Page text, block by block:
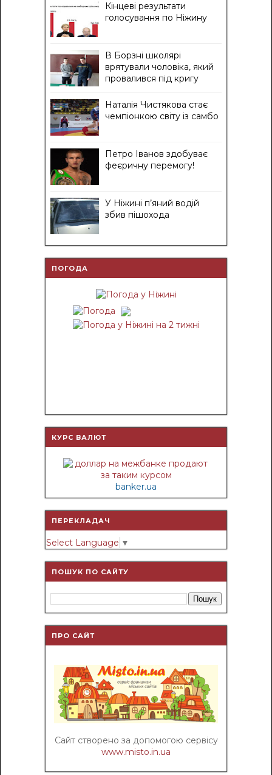
Кінцеві результати
голосування по Ніжину
В Борзні школярі
врятували чоловіка, який
провалився під кригу
Наталія Чистякова стає
чемпіонкою світу із самбо
Петро Іванов здобуває
феєричну перемогу!
У Ніжині п’яний водій
збив пішохода
ПОГОДА
КУРС ВАЛЮТ
banker.ua
ПЕРЕКЛАДАЧ
Select Language ▼
ПОШУК ПО САЙТУ
ПРО САЙТ
Сайт створено за допомогою сервісу
www.misto.in.ua